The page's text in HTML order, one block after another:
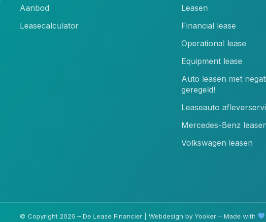
Aanbod
Leasecalculator
Leasen
Financial lease
Operational lease
Equipment lease
Auto leasen met
geregeld!
Leaseauto
Mercedes-Benz
Volkswagen leasen
© Copyright 2026 – De Lease Financier | Webdesign by Yooker – Made with